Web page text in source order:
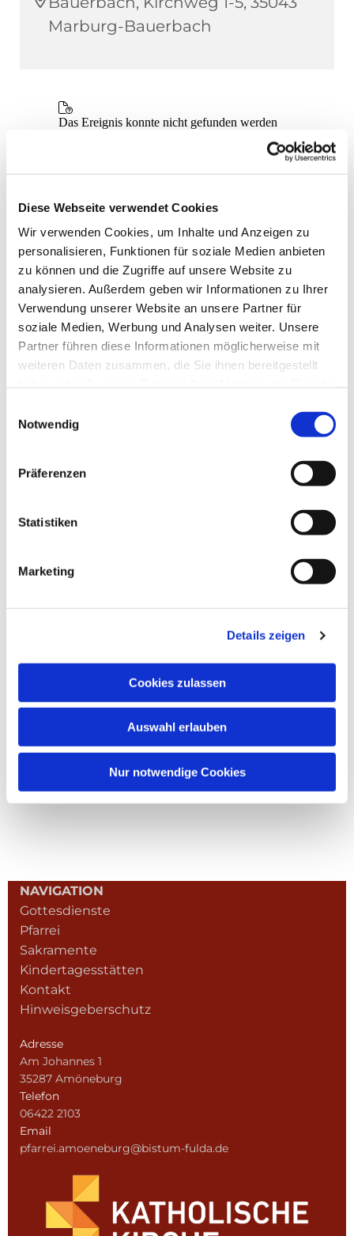
Diese Webseite verwendet Cookies
Wir verwenden Cookies, um Inhalte und Anzeigen zu
personalisieren, Funktionen für soziale Medien anbieten
zu können und die Zugriffe auf unsere Website zu
analysieren. Außerdem geben wir Informationen zu Ihrer
Verwendung unserer Website an unsere Partner für
soziale Medien, Werbung und Analysen weiter. Unsere
Partner führen diese Informationen möglicherweise mit
weiteren Daten zusammen, die Sie ihnen bereitgestellt
Notwendig
Präferenzen
Statistiken
Marketing
Details zeigen
Cookies zulassen
Auswahl erlauben
Nur notwendige Cookies
Marburg-Bauerbach
Dies könnte Sie auch
NAVIGATION
Gottesdienste
Pfarrei
Sakramente
Kindertagesstätten
Kontakt
Hinweisgeberschutz
Adresse
Am Johannes 1
35287 Amöneburg
Telefon
06422 2103
Email
pfarrei.amoeneburg@bistum-fulda.de